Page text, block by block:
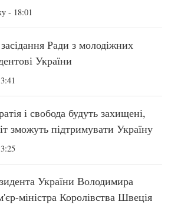
- 18:01
Ради з молодіжних
України
і свобода будуть захищені,
зможуть підтримувати Україну
України Володимира
міністра Королівства Швеція